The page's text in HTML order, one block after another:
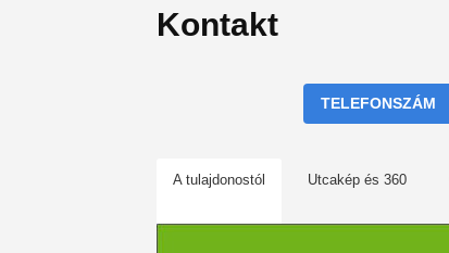
Kontakt
TELEFONSZÁM
A tulajdonostól Utcakép és 360